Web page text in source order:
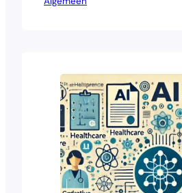
veiligheid en privacy
waarborgen. Tegelijkertijd
toenemende regeldruk tot